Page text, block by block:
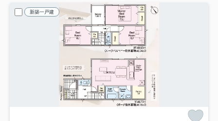
新築一戸建